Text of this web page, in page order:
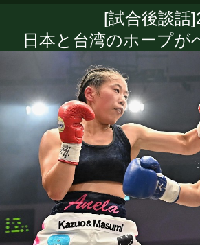
[試合後談話
日本と台湾のホープ